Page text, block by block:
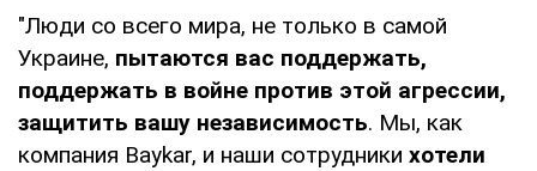
"Люди со всего мира, не только в самой
Украине, пытаются вас поддержать,
поддержать в войне против этой агрессии,
защитить вашу независимость. Мы, как
компания Baykar, и наши сотрудники хотели